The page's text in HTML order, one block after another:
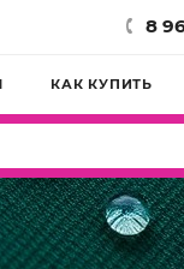
8
КАК КУПИТЬ